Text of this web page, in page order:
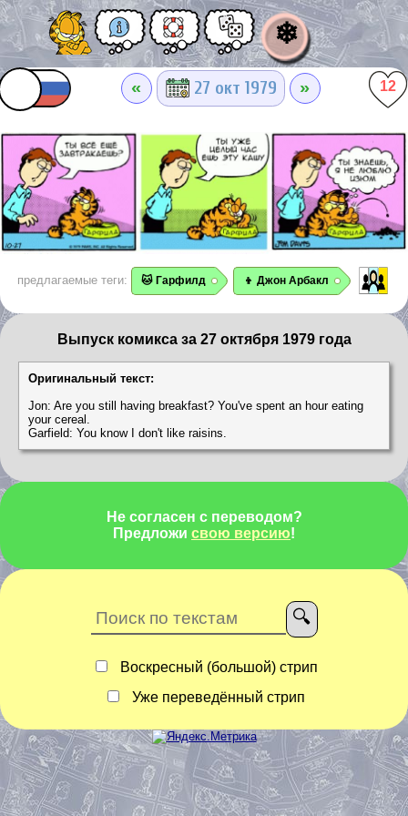
❄
« 27 окт 1979 » 12
предлагаемые теги: 🐱 Гарфилд 👦 Джон Арбакл
Выпуск комикса за 27 октября 1979 года
Оригинальный текст:
Jon: Are you still having breakfast? You've spent an hour eating
your cereal.
Garfield: You know I don't like raisins.
Не согласен с переводом?
Предложи свою версию!
Воскресный (большой) стрип
Уже переведённый стрип